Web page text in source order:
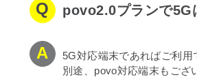
povo2.0プランで5G
5G対応端末であればご利用
別途、povo対応端末もござ